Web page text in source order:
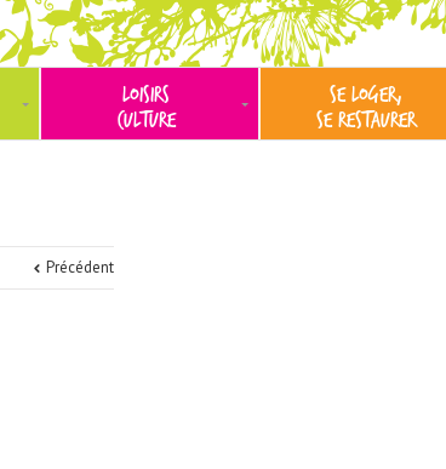
LOISIRS
CULTURE
SE LOGER,
SE RESTAURER
Précédent